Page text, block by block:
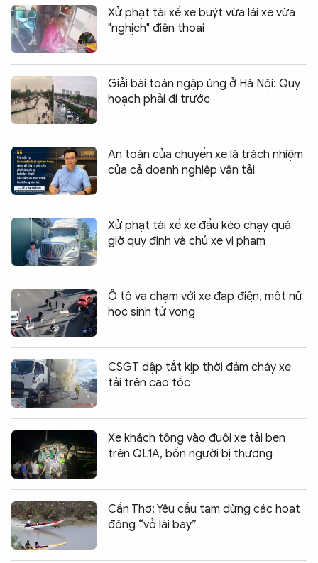
Xử phạt tài xế xe buýt vừa lái xe vừa
"nghịch" điện thoại
Giải bài toán ngập úng ở Hà Nội: Quy
hoạch phải đi trước
An toàn của chuyến xe là trách nhiệm
của cả doanh nghiệp vận tải
Xử phạt tài xế xe đầu kéo chạy quá
giờ quy định và chủ xe vi phạm
Ô tô va chạm với xe đạp điện, một nữ
học sinh tử vong
CSGT dập tắt kịp thời đám cháy xe
tải trên cao tốc
Xe khách tông vào đuôi xe tải ben
trên QL1A, bốn người bị thương
Cần Thơ: Yêu cầu tạm dừng các hoạt
động “vỏ lãi bay”